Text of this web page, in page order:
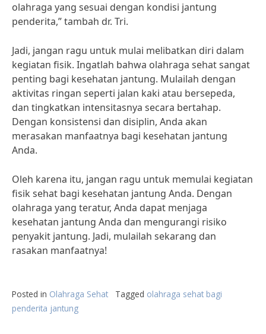
olahraga yang sesuai dengan kondisi jantung
penderita,” tambah dr. Tri.
Jadi, jangan ragu untuk mulai melibatkan diri dalam
kegiatan fisik. Ingatlah bahwa olahraga sehat sangat
penting bagi kesehatan jantung. Mulailah dengan
aktivitas ringan seperti jalan kaki atau bersepeda,
dan tingkatkan intensitasnya secara bertahap.
Dengan konsistensi dan disiplin, Anda akan
merasakan manfaatnya bagi kesehatan jantung
Anda.
Oleh karena itu, jangan ragu untuk memulai kegiatan
fisik sehat bagi kesehatan jantung Anda. Dengan
olahraga yang teratur, Anda dapat menjaga
kesehatan jantung Anda dan mengurangi risiko
penyakit jantung. Jadi, mulailah sekarang dan
rasakan manfaatnya!
Posted in Olahraga Sehat Tagged olahraga sehat bagi
penderita jantung